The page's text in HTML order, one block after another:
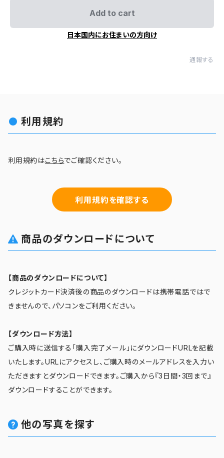
Add to cart
日本国内にお住まいの方向け
通報する
利用規約
利用規約はこちらでご確認ください。
利用規約を確認する
商品のダウンロードについて
【商品のダウンロードについて】
クレジットカード決済後の商品のダウンロードは携帯電話ではで
きませんので、パソコンをご利用ください。
【ダウンロード方法】
ご購入時に送信する「購入完了メール」にダウンロードURLを記載
いたします。URLにアクセスし、ご購入時のメールアドレスを入力い
ただきますとダウンロードできます。ご購入から『3日間・3回まで』
ダウンロードすることができます。
他の写真を探す